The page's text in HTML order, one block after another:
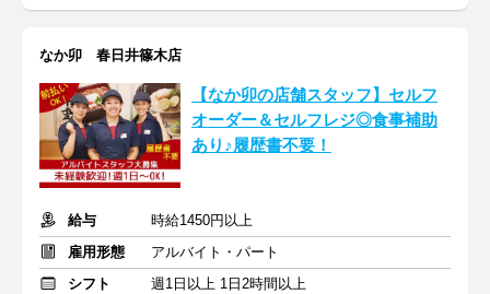
なか卯 春日井篠木店
【なか卯の店舗スタッフ】セルフ
オーダー＆セルフレジ◎食事補助
あり♪履歴書不要！
給与
時給1450円以上
雇用形態
アルバイト・パート
シフト
週1日以上 1日2時間以上